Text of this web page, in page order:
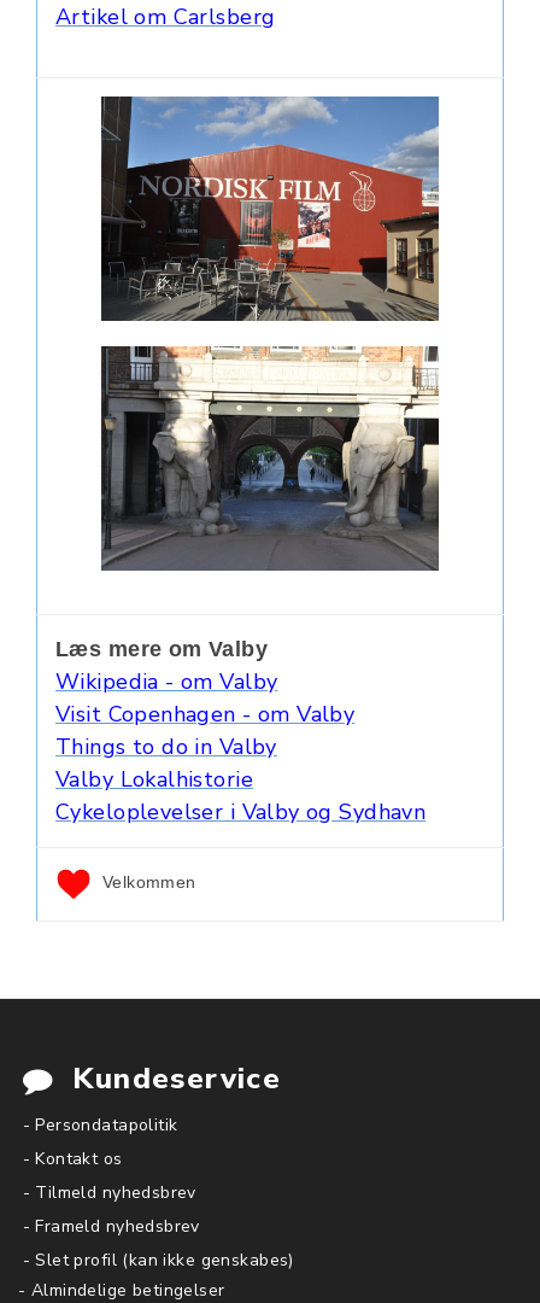
Artikel om Carlsberg
Læs mere om Valby
Wikipedia - om Valby
Visit Copenhagen - om Valby
Things to do in Valby
Valby Lokalhistorie
Cykeloplevelser i Valby og Sydhavn
Velkommen
Kundeservice
- Persondatapolitik
- Kontakt os
- Tilmeld nyhedsbrev
- Frameld nyhedsbrev
- Slet profil (kan ikke genskabes)
- Almindelige betingelser